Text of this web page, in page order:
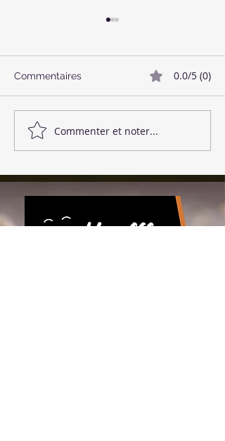
Commentaires 0.0/5 (0)
Commenter et noter...